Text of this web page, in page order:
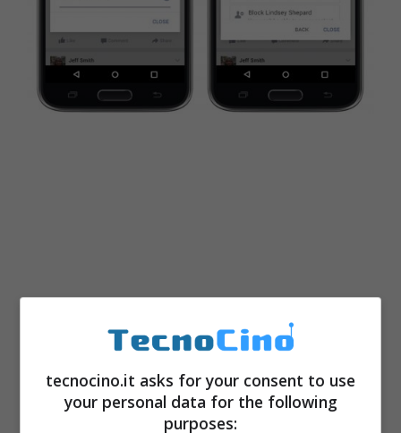
Qualora un post riceverà un certo numero di
tecnocino.it asks for your consent to use
your personal data for the following
purposes: